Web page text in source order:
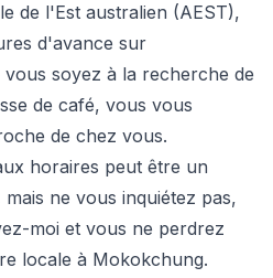
de l'Est australien (AEST),
d'avance sur
soyez à la recherche de
de café, vous vous
de chez vous.
horaires peut être un
ne vous inquiétez pas,
moi et vous ne perdrez
locale à Mokokchung.